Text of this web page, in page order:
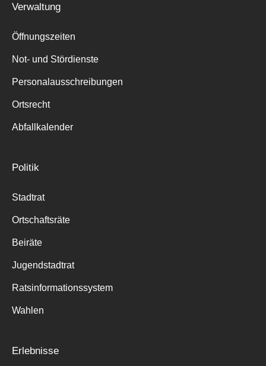
Suche
Verwaltung
Öffnungszeiten
Not- und Stördienste
Personalausschreibungen
Ortsrecht
Abfallkalender
Politik
Stadtrat
Ortschaftsräte
Beiräte
Jugendstadtrat
Ratsinformationssystem
Wahlen
Erlebnisse